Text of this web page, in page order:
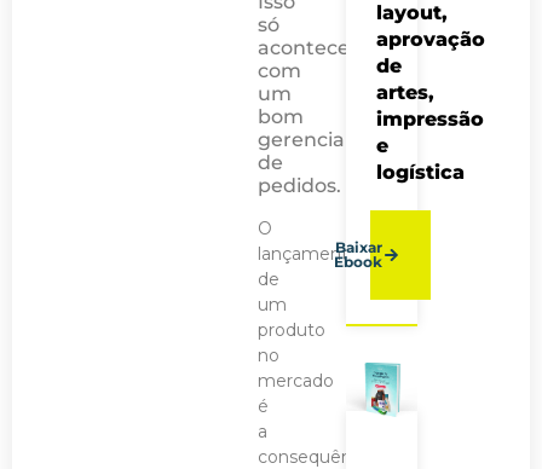
só
acontece
com
um
bom
gerenciamento
de
pedidos.
O
lançamento
de
um
produto
no
mercado
é
a
consequência
layout,
aprovação
de
artes,
impressão
e
logística
Baixar
Ebook